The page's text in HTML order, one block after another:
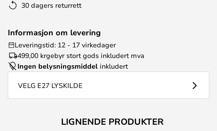
30 dagers returrett
Informasjon om levering
Leveringstid: 12 - 17 virkedager
499,00 krgebyr stort gods inkludert mva
Ingen belysningsmiddel inkludert
VELG E27 LYSKILDE
LIGNENDE PRODUKTER